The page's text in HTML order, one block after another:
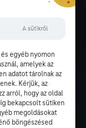
A sütikről
egyéb nyomon
amelyek az
adatot tárolnak az
Kérjük, az
arról, hogy az oldal
bekapcsolt sütiken
megoldásokat
böngészésed